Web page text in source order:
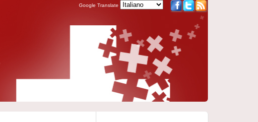
Google Translate